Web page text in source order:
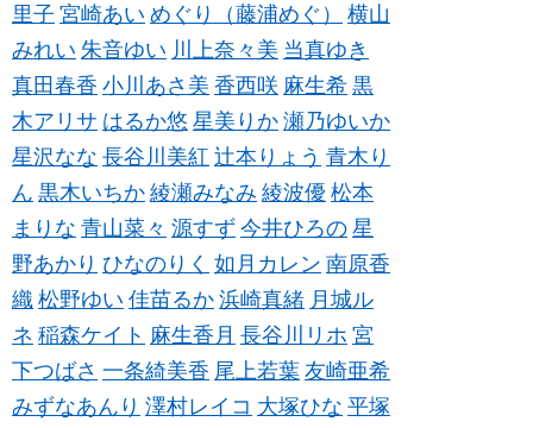
里子 宮崎あい めぐり（藤浦めぐ）
横山
みれい 朱音ゆい 川上奈々美 当真ゆき
真田春香 小川あさ美 香西咲 麻生希 黒
木アリサ はるか悠 星美りか 瀬乃ゆいか
星沢なな 長谷川美紅 辻本りょう 青木り
ん 黒木いちか 綾瀬みなみ 綾波優 松本
まりな 青山菜々 源すず 今井ひろの 星
野あかり ひなのりく 如月カレン 南原香
織 松野ゆい 佳苗るか 浜崎真緒 月城ル
ネ 稲森ケイト 麻生香月 長谷川リホ 宮
下つばさ 一条綺美香 尾上若葉 友崎亜希
みずなあんり 澤村レイコ 大塚ひな 平塚